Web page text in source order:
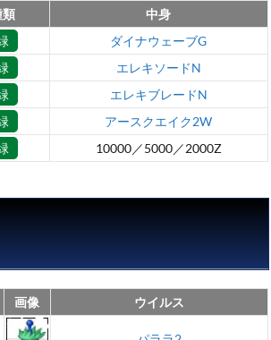
類
中身
ダイナウェーブG
エレキソードN
エレキブレードN
アースクエイク2W
10000／5000／2000Z
画像 ウイルス